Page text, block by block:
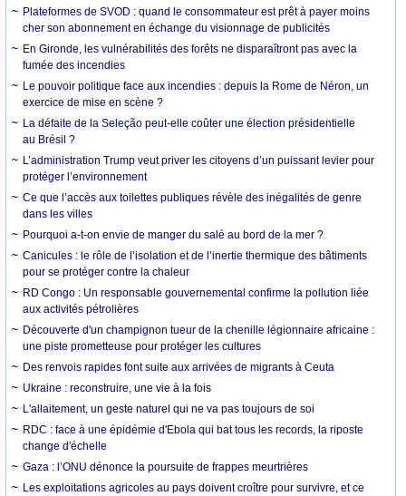
Plateformes de SVOD : quand le consommateur est prêt à payer moins
cher son abonnement en échange du visionnage de publicités
En Gironde, les vulnérabilités des forêts ne disparaîtront pas avec la
fumée des incendies
Le pouvoir politique face aux incendies : depuis la Rome de Néron, un
exercice de mise en scène ?
La défaite de la Seleção peut-elle coûter une élection présidentielle
au Brésil ?
L’administration Trump veut priver les citoyens d’un puissant levier pour
protéger l’environnement
Ce que l’accès aux toilettes publiques révèle des inégalités de genre
dans les villes
Pourquoi a-t-on envie de manger du salé au bord de la mer ?
Canicules : le rôle de l’isolation et de l’inertie thermique des bâtiments
pour se protéger contre la chaleur
RD Congo : Un responsable gouvernemental confirme la pollution liée
aux activités pétrolières
Découverte d'un champignon tueur de la chenille légionnaire africaine :
une piste prometteuse pour protéger les cultures
Des renvois rapides font suite aux arrivées de migrants à Ceuta
Ukraine : reconstruire, une vie à la fois
L'allaitement, un geste naturel qui ne va pas toujours de soi
RDC : face à une épidémie d'Ebola qui bat tous les records, la riposte
change d'échelle
Gaza : l’ONU dénonce la poursuite de frappes meurtrières
Les exploitations agricoles au pays doivent croître pour survivre, et ce